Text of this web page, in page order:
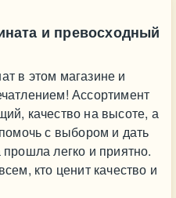
и превосходный
в этом магазине и
Ассортимент
качество на высоте, а
с выбором и дать
легко и приятно.
кто ценит качество и